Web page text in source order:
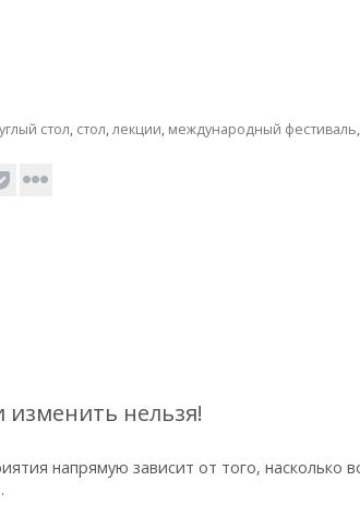
стол, стол,лекции, международный фестиваль,
изменить нельзя!
напрямую зависит от того, насколько